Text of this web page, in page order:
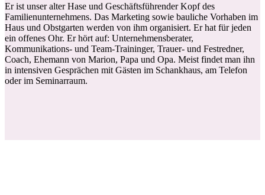
Er ist unser alter Hase und Geschäftsführender Kopf des
Familienunternehmens. Das Marketing sowie bauliche Vorhaben im
Haus und Obstgarten werden von ihm organisiert. Er hat für jeden
ein offenes Ohr. Er hört auf: Unternehmensberater,
Kommunikations- und Team-Traininger, Trauer- und Festredner,
Coach, Ehemann von Marion, Papa und Opa. Meist findet man ihn
in intensiven Gesprächen mit Gästen im Schankhaus, am Telefon
oder im Seminarraum.